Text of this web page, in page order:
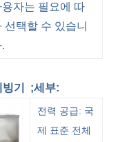
용자는 필요에 따
선택할 수 있습니
기 ;세부:
전력 공급: 국
제 표준 전체